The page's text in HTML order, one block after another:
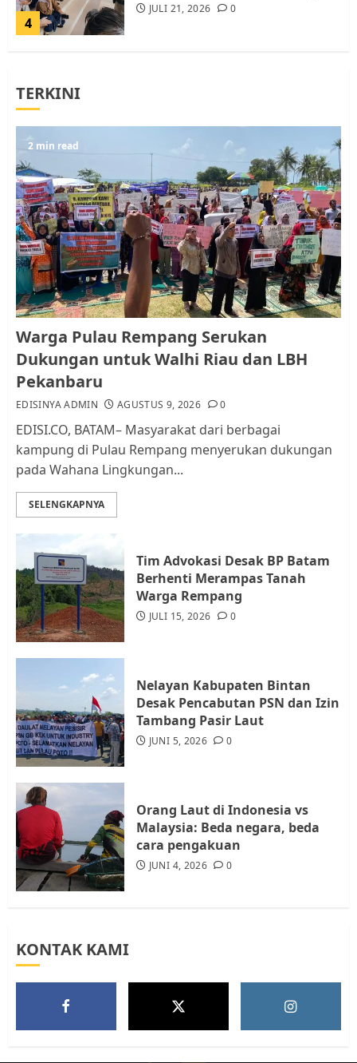
4
JULI 21, 2026 0
5
Resahkan Warga
JULI 17, 2026 0
1
Warga Pulau Rempang Serukan
Dukungan untuk Walhi Riau
dan LBH Pekanbaru
AGUSTUS 9, 2026 0
2
Pemko Batam Tegaskan RT dan
RW bukan Petugas Pendataan
dan Pemungutan Pajak
3
Kader Pajak jadi Penghubung
Pemerintah dan Masyarakat di
4
Datangi Pemko Batam, Warga
Rempang Protes Lahan Mereka
Diambil untuk Sekolah Rakyat
5
Warga Rempang Ajukan
Audiensi dengan Wali Kota
Batam, Soroti Aktivitas yang
Resahkan Warga
TERKINI
2 min read
Warga Pulau Rempang Serukan
Dukungan untuk Walhi Riau dan LBH
Pekanbaru
EDISINYA ADMIN AGUSTUS 9, 2026 0
EDISI.CO, BATAM– Masyarakat dari berbagai
kampung di Pulau Rempang menyerukan dukungan
pada Wahana Lingkungan...
SELENGKAPNYA
Tim Advokasi Desak BP Batam
Berhenti Merampas Tanah
Warga Rempang
JULI 15, 2026 0
Nelayan Kabupaten Bintan
Desak Pencabutan PSN dan Izin
Tambang Pasir Laut
JUNI 5, 2026 0
Orang Laut di Indonesia vs
Malaysia: Beda negara, beda
cara pengakuan
JUNI 4, 2026 0
KONTAK KAMI